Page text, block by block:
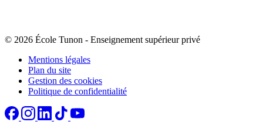
© 2026 École Tunon - Enseignement supérieur privé
Mentions légales
Plan du site
Gestion des cookies
Politique de confidentialité